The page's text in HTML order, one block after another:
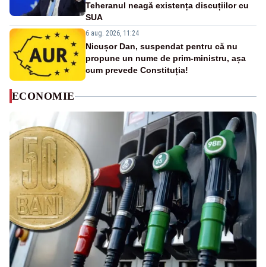
Teheranul neagă existența discuțiilor cu
SUA
6 aug. 2026, 11:24
Nicușor Dan, suspendat pentru că nu
propune un nume de prim-ministru, așa
cum prevede Constituția!
ECONOMIE